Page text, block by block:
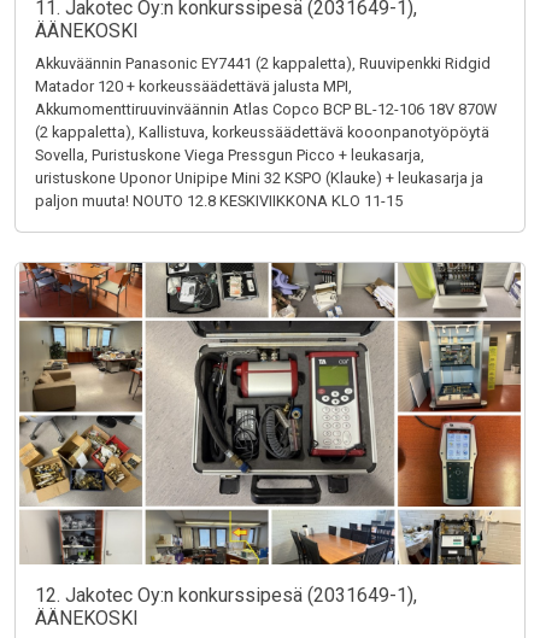
11. Jakotec Oy:n konkurssipesä (2031649-1),
ÄÄNEKOSKI
Akkuväännin Panasonic EY7441 (2 kappaletta), Ruuvipenkki Ridgid
Matador 120 + korkeussäädettävä jalusta MPI,
Akkumomenttiruuvinväännin Atlas Copco BCP BL-12-106 18V 870W
(2 kappaletta), Kallistuva, korkeussäädettävä kooonpanotyöpöytä
Sovella, Puristuskone Viega Pressgun Picco + leukasarja,
uristuskone Uponor Unipipe Mini 32 KSPO (Klauke) + leukasarja ja
paljon muuta! NOUTO 12.8 KESKIVIIKKONA KLO 11-15
12. Jakotec Oy:n konkurssipesä (2031649-1),
ÄÄNEKOSKI